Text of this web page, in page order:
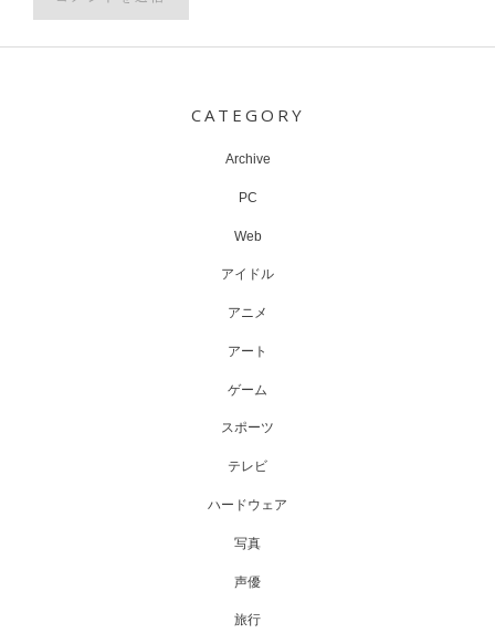
CATEGORY
Archive
PC
Web
アイドル
アニメ
アート
ゲーム
スポーツ
テレビ
ハードウェア
写真
声優
旅行